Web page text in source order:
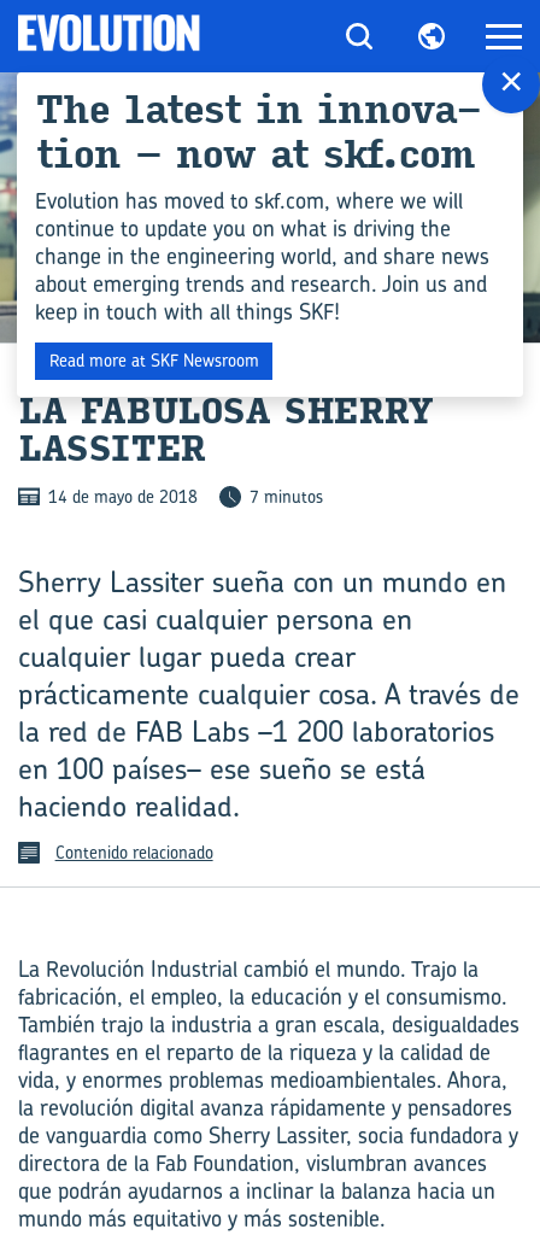
INDUSTRIA
LA FA­BU­LO­SA SHERRY
LAS­SI­TER
14 de mayo de 2018 7 minutos
Sherry Lassiter sueña con un mundo en
el que casi cualquier persona en
cualquier lugar pueda crear
prácticamente cualquier cosa. A través de
la red de FAB Labs –1 200 laboratorios
en 100 países– ese sueño se está
haciendo realidad.
Contenido relacionado
La Revolución Industrial cambió el mundo. Trajo la
fabricación, el empleo, la educación y el consumismo.
También trajo la industria a gran escala, desigualdades
flagrantes en el reparto de la riqueza y la calidad de
vida, y enormes problemas medioambientales. Ahora,
la revolución digital avanza rápidamente y pensadores
de vanguardia como Sherry Lassiter, socia fundadora y
directora de la Fab Foundation, vislumbran avances
que podrán ayudarnos a inclinar la balanza hacia un
mundo más equitativo y más sostenible.
×
The la­test in in­no­va­
tion – now at skf.com
Evolution has moved to skf.com, where we will
continue to update you on what is driving the
change in the engineering world, and share news
about emerging trends and research. Join us and
keep in touch with all things SKF!
Read more at SKF Newsroom